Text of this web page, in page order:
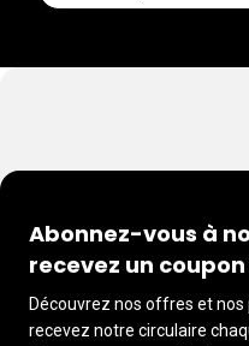
Abonnez-vous à
recevez un
Découvrez nos offres et
recevez notre circulaire